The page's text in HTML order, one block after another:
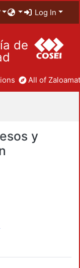
Log In
de
All of
y